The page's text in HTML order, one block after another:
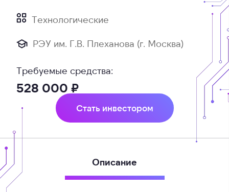
Технологические
РЭУ им. Г.В. Плеханова (г. Москва)
Требуемые средства:
528 000 ₽
Стать инвестором
Описание